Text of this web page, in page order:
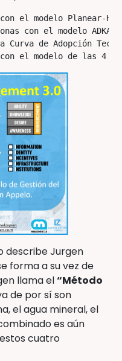
el modelo Planear-
con el modelo ADKAR.
Curva de Adopción
el modelo de las 4
describe Jurgen
forma a su vez de
llama el“Método
de por sí son
el agua mineral, el
es aún
cuatro